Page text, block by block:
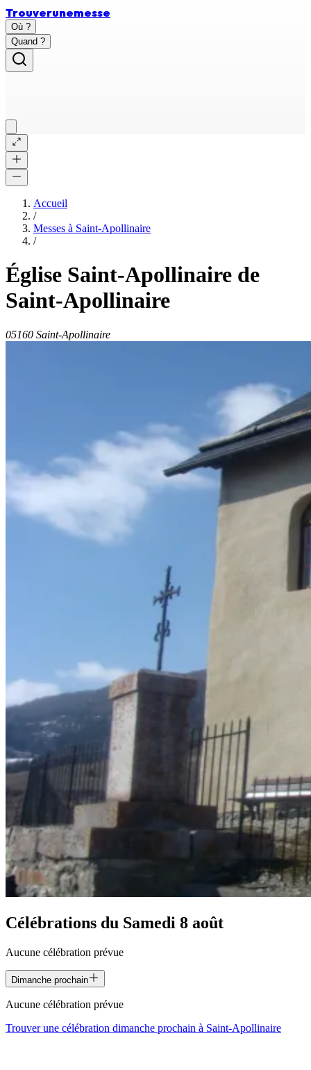
Trouverunemesse
Où ?
Quand ?
Accueil
/
Messes à Saint-Apollinaire
/
Église Saint-Apollinaire de
Saint-Apollinaire
05160 Saint-Apollinaire
Célébrations du Samedi 8 août
Aucune célébration prévue
Dimanche prochain
Aucune célébration prévue
Trouver une célébration dimanche prochain à Saint-Apollinaire